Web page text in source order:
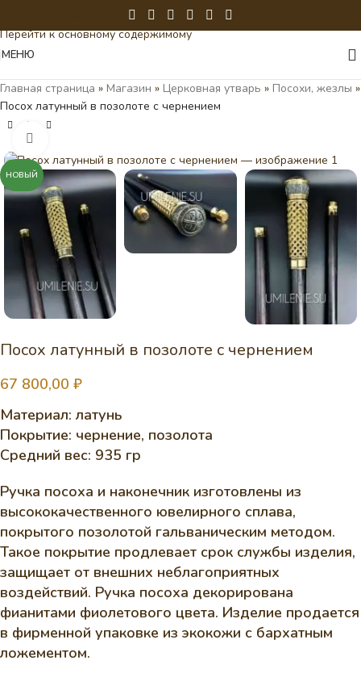
Перейти к основному содержимому
МЕНЮ
Главная страница » Магазин » Церковная утварь » Посохи, жезлы »
Посох латунный в позолоте с чернением
НОВЫЙ
Посох латунный в позолоте с чернением
67 800,00 ₽
Материал: латунь
Покрытие: чернение, позолота
Средний вес: 935 гр
Ручка посоха и наконечник изготовлены из
высококачественного ювелирного сплава,
покрытого позолотой гальваническим методом.
Такое покрытие продлевает срок службы изделия,
защищает от внешних неблагоприятных
воздействий. Ручка посоха декорирована
фианитами фиолетового цвета. Изделие продается
в фирменной упаковке из экокожи с бархатным
ложементом.